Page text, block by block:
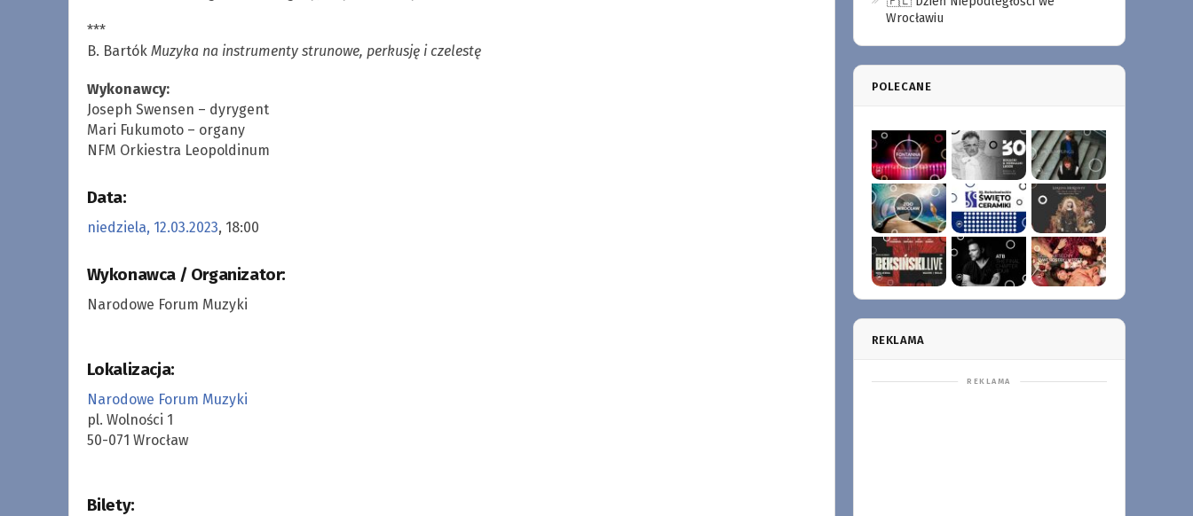
***
B. Bartók Muzyka na instrumenty strunowe, perkusję i czelestę
Wykonawcy:
Joseph Swensen – dyrygent
Mari Fukumoto – organy
NFM Orkiestra Leopoldinum
Data:
niedziela, 12.03.2023, 18:00
Wykonawca / Organizator:
Narodowe Forum Muzyki
Lokalizacja:
Narodowe Forum Muzyki
pl. Wolności 1
50-071 Wrocław
Bilety:
Wrocławiu
POLECANE
REKLAMA